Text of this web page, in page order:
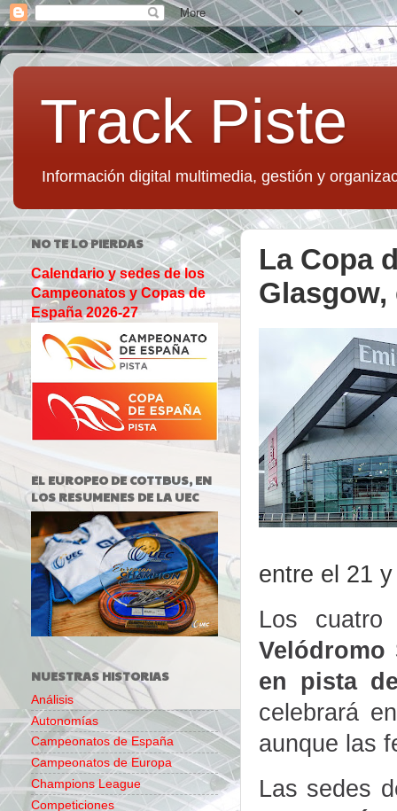
Track Piste
Información digital multimedia, gestión y
La Copa
Glasgow,
entre el 21
Los
Velódromo
en pista
celebrará
aunque las
Las sedes
NO TE LO PIERDAS
Calendario y sedes de los
Campeonatos y Copas de
España 2026-27
EL EUROPEO DE COTTBUS, EN
LOS RESUMENES DE LA UEC
NUESTRAS HISTORIAS
Análisis
Autonomías
Campeonatos de España
Campeonatos de Europa
Champions League
Competiciones